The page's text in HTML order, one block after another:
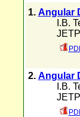
1. Angular
I.B.
2. Angular
I.B.